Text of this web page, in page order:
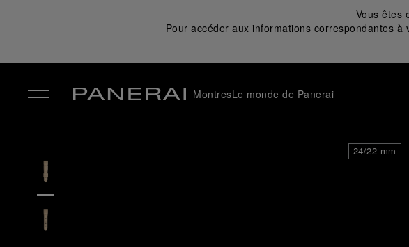
Vous êtes
Pour accéder aux informations correspondantes
MontresLe monde de Panerai
24/22 mm